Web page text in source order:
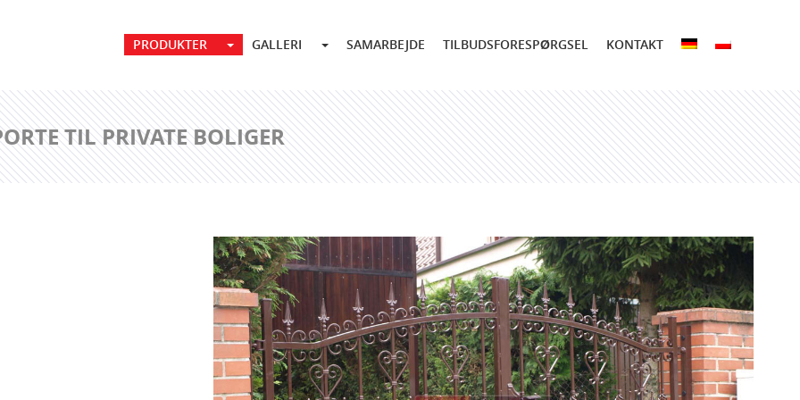
PRODUKTER GALLERI SAMARBEJDE TILBUDSFORESPØRGSEL KONTAKT
TIL PRIVATE BOLIGER